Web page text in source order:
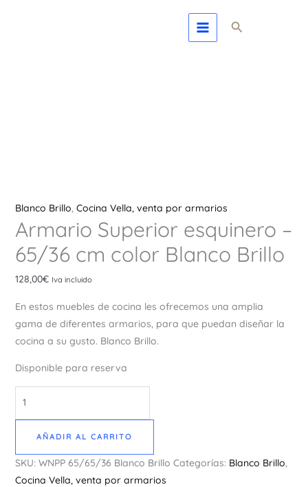
Buscar
Blanco Brillo, Cocina Vella, venta por armarios
Armario Superior esquinero –
65/36 cm color Blanco Brillo
128,00€ Iva incluido
En estos muebles de cocina les ofrecemos una amplia
gama de diferentes armarios, para que puedan diseñar la
cocina a su gusto. Blanco Brillo.
Disponible para reserva
AÑADIR AL CARRITO
SKU: WNPP 65/65/36 Blanco Brillo Categorías: Blanco Brillo,
Cocina Vella, venta por armarios